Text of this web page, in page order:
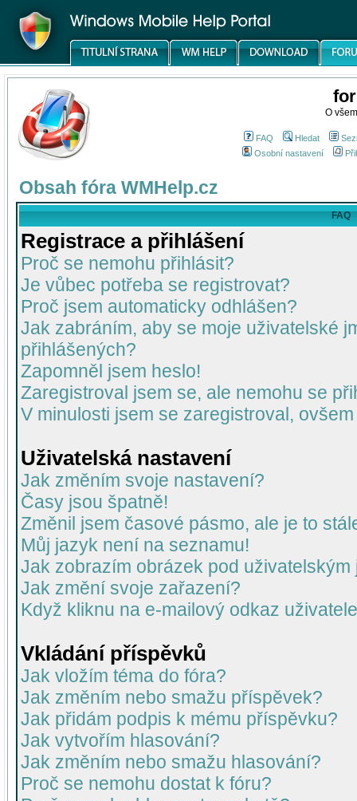
O
FAQ Hledat
Osobní nastavení
Obsah fóra WMHelp.cz
FAQ
Registrace a přihlášení
Proč se nemohu přihlásit?
Je vůbec potřeba se registrovat?
Proč jsem automaticky odhlášen?
Jak zabráním, aby se moje uživatelské
přihlášených?
Zapomněl jsem heslo!
Zaregistroval jsem se, ale nemohu se
V minulosti jsem se zaregistroval,
Uživatelská nastavení
Jak změním svoje nastavení?
Časy jsou špatně!
Změnil jsem časové pásmo, ale je to
Můj jazyk není na seznamu!
Jak zobrazím obrázek pod uživatelským
Jak změní svoje zařazení?
Když kliknu na e-mailový odkaz
Vkládání příspěvků
Jak vložím téma do fóra?
Jak změním nebo smažu příspěvek?
Jak přidám podpis k mému příspěvku?
Jak vytvořím hlasování?
Jak změním nebo smažu hlasování?
Proč se nemohu dostat k fóru?